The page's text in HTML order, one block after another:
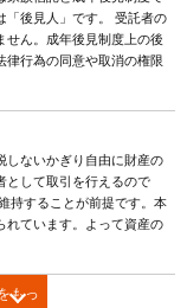
「後見人」です。 受託者の
せん。成年後見制度上の後
律行為の同意や取消の権限
しないかぎり自由に財産の
として取引を行えるので
持することが前提です。本
れています。よって資産の
もっ